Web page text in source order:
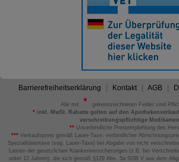
Barrierefreiheitserklärung Kontakt AGB
Alle mit
gekennzeichneten Felder sind
*inkl. MwSt. Rabatte gelten auf den
verschreibungspflichtige
** Unverbindliche Preisempfehlung des
*** Verkaufspreis gemäß Lauer-Taxe; verbindlicher
Spezialitätentaxe (sog. Lauer-Taxe) bei Abgabe von nicht
Lasten der gesetzlichen Krankenversicherungen (z.B. bei
unter 12 Jahren), die sich gemäß §129 Abs. 5a SGB V aus dem